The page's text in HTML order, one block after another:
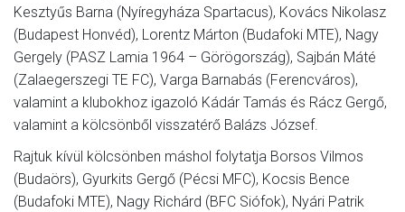
Kesztyűs Barna (Nyíregyháza Spartacus), Kovács Nikolasz
(Budapest Honvéd), Lorentz Márton (Budafoki MTE), Nagy
Gergely (PASZ Lamia 1964 – Görögország), Sajbán Máté
(Zalaegerszegi TE FC), Varga Barnabás (Ferencváros),
valamint a klubokhoz igazoló Kádár Tamás és Rácz Gergő,
valamint a kölcsönből visszatérő Balázs József.
Rajtuk kívül kölcsönben máshol folytatja Borsos Vilmos
(Budaörs), Gyurkits Gergő (Pécsi MFC), Kocsis Bence
(Budafoki MTE), Nagy Richárd (BFC Siófok), Nyári Patrik